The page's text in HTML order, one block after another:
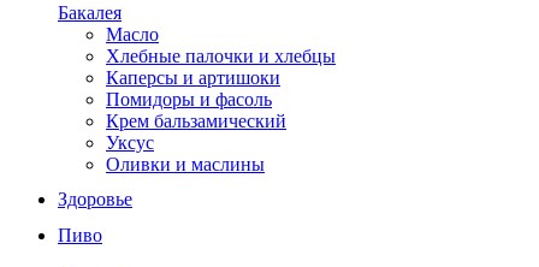
Бакалея
Масло
Хлебные палочки и хлебцы
Каперсы и артишоки
Помидоры и фасоль
Крем бальзамический
Уксус
Оливки и маслины
Здоровье
Пиво